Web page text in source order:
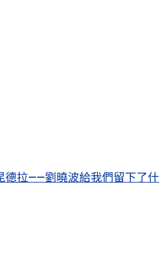
德拉——劉曉波給我們留下了什